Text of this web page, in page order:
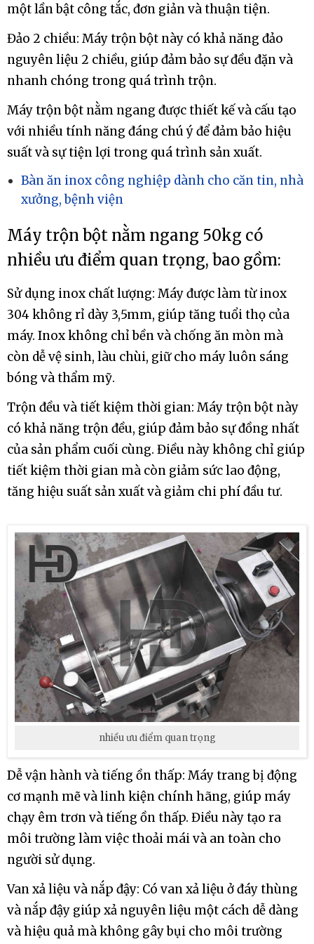
một lần bật công tắc, đơn giản và thuận tiện.
Đảo 2 chiều: Máy trộn bột này có khả năng đảo
nguyên liệu 2 chiều, giúp đảm bảo sự đều đặn và
nhanh chóng trong quá trình trộn.
Máy trộn bột nằm ngang được thiết kế và cấu tạo
với nhiều tính năng đáng chú ý để đảm bảo hiệu
suất và sự tiện lợi trong quá trình sản xuất.
Bàn ăn inox công nghiệp dành cho căn tin, nhà
xưởng, bệnh viện
Máy trộn bột nằm ngang 50kg có
nhiều ưu điểm quan trọng, bao gồm:
Sử dụng inox chất lượng: Máy được làm từ inox
304 không rỉ dày 3,5mm, giúp tăng tuổi thọ của
máy. Inox không chỉ bền và chống ăn mòn mà
còn dễ vệ sinh, làu chùi, giữ cho máy luôn sáng
bóng và thẩm mỹ.
Trộn đều và tiết kiệm thời gian: Máy trộn bột này
có khả năng trộn đều, giúp đảm bảo sự đồng nhất
của sản phẩm cuối cùng. Điều này không chỉ giúp
tiết kiệm thời gian mà còn giảm sức lao động,
tăng hiệu suất sản xuất và giảm chi phí đầu tư.
nhiều ưu điểm quan trọng
Dễ vận hành và tiếng ồn thấp: Máy trang bị động
cơ mạnh mẽ và linh kiện chính hãng, giúp máy
chạy êm trơn và tiếng ồn thấp. Điều này tạo ra
môi trường làm việc thoải mái và an toàn cho
người sử dụng.
Van xả liệu và nắp đậy: Có van xả liệu ở đáy thùng
và nắp đậy giúp xả nguyên liệu một cách dễ dàng
và hiệu quả mà không gây bụi cho môi trường